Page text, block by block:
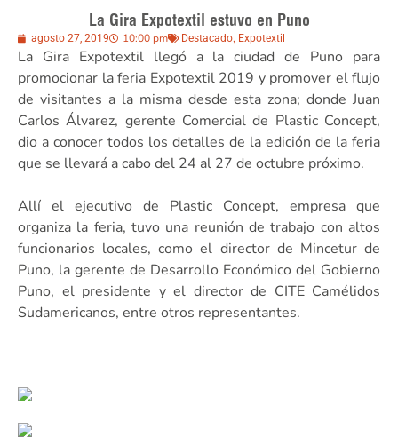
La Gira Expotextil estuvo en Puno
agosto 27, 2019 10:00 pm Destacado, Expotextil
La Gira Expotextil llegó a la ciudad de Puno para
promocionar la feria Expotextil 2019 y promover el flujo
de visitantes a la misma desde esta zona; donde Juan
Carlos Álvarez, gerente Comercial de Plastic Concept,
dio a conocer todos los detalles de la edición de la feria
que se llevará a cabo del 24 al 27 de octubre próximo.
Allí el ejecutivo de Plastic Concept, empresa que
organiza la feria, tuvo una reunión de trabajo con altos
funcionarios locales, como el director de Mincetur de
Puno, la gerente de Desarrollo Económico del Gobierno
Puno, el presidente y el director de CITE Camélidos
Sudamericanos, entre otros representantes.